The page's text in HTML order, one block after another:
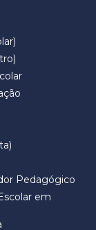
Pedagógico
em